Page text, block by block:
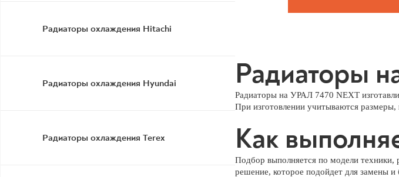
Радиаторы охлаждения Hitachi
Радиаторы охлаждения Hyundai
Радиаторы охлаждения Terex
Радиаторы
Радиаторы на УРАЛ 7470 NEXT
При изготовлении учитываются
Как
Подбор выполняется по модели техники,
решение, которое подойдет для замены и